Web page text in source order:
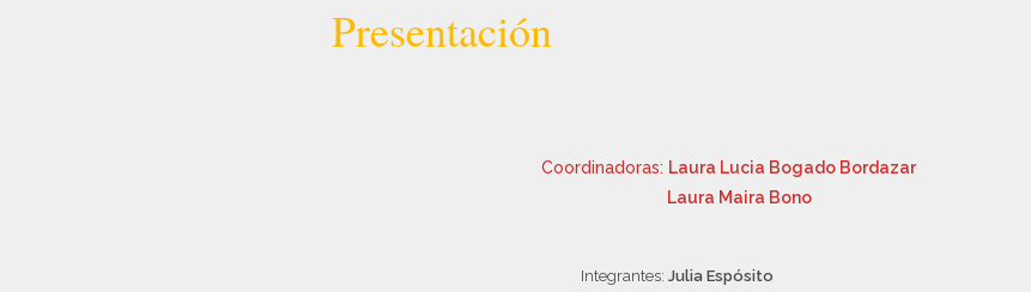
Presentación
Coordinadoras: Laura Lucia Bogado Bordazar
Laura Maira Bono
Integrantes: Julia Espósito